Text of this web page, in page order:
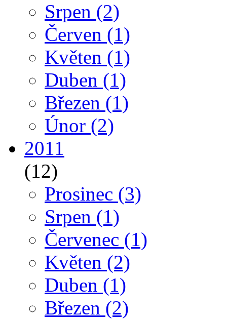
Srpen (2)
Červen (1)
Květen (1)
Duben (1)
Březen (1)
Únor (2)
2011
(12)
Prosinec (3)
Srpen (1)
Červenec (1)
Květen (2)
Duben (1)
Březen (2)